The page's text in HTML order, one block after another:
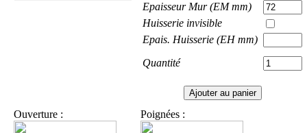
Epaisseur Mur (EM mm)
Huisserie invisible
Epais. Huisserie (EH mm)
Quantité
Ouverture : Poignées :